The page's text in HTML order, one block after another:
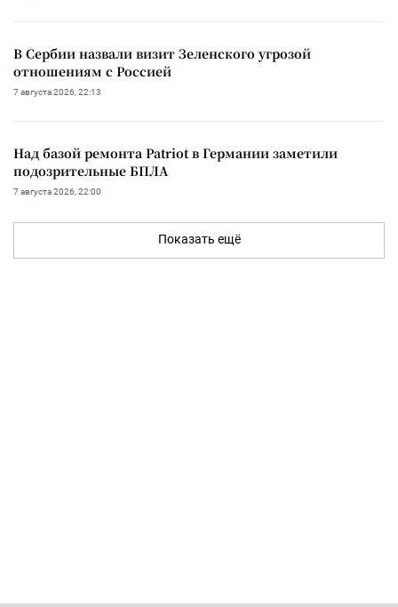
В Сербии назвали визит Зеленского угрозой
отношениям с Россией
7 августа 2026, 22:13
Над базой ремонта Patriot в Германии заметили
подозрительные БПЛА
7 августа 2026, 22:00
Показать ещё